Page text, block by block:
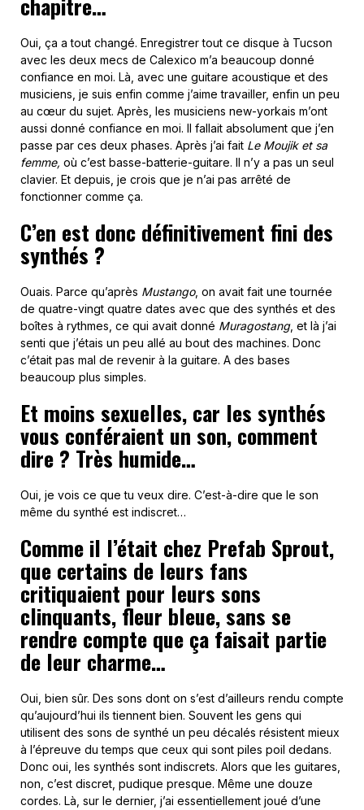
Oui, ça a tout changé. Enregistrer tout ce disque à Tucson
avec les deux mecs de Calexico m’a beaucoup donné
confiance en moi. Là, avec une guitare acoustique et des
musiciens, je suis enfin comme j’aime travailler, enfin un peu
au cœur du sujet. Après, les musiciens new-yorkais m’ont
aussi donné confiance en moi. Il fallait absolument que j’en
passe par ces deux phases. Après j’ai fait Le Moujik et sa
femme, où c’est basse-batterie-guitare. Il n’y a pas un seul
clavier. Et depuis, je crois que je n’ai pas arrêté de
fonctionner comme ça.
C’en est donc définitivement fini des
synthés ?
Ouais. Parce qu’après Mustango, on avait fait une tournée
de quatre-vingt quatre dates avec que des synthés et des
boîtes à rythmes, ce qui avait donné Muragostang, et là j’ai
senti que j’étais un peu allé au bout des machines. Donc
c’était pas mal de revenir à la guitare. A des bases
beaucoup plus simples.
Et moins sexuelles, car les synthés
vous conféraient un son, comment
dire ? Très humide…
Oui, je vois ce que tu veux dire. C’est-à-dire que le son
même du synthé est indiscret…
Comme il l’était chez Prefab Sprout,
que certains de leurs fans
critiquaient pour leurs sons
clinquants, fleur bleue, sans se
rendre compte que ça faisait partie
de leur charme…
Oui, bien sûr. Des sons dont on s’est d’ailleurs rendu compte
qu’aujourd’hui ils tiennent bien. Souvent les gens qui
utilisent des sons de synthé un peu décalés résistent mieux
à l’épreuve du temps que ceux qui sont piles poil dedans.
Donc oui, les synthés sont indiscrets. Alors que les guitares,
non, c’est discret, pudique presque. Même une douze
cordes. Là, sur le dernier, j’ai essentiellement joué d’une